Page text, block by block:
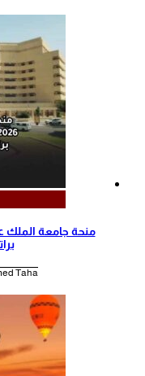
Taha |